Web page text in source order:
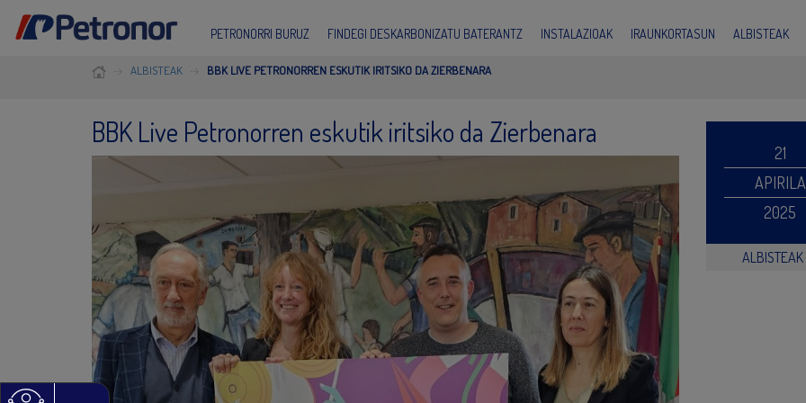
PETRONORRI BURUZ FINDEGI DESKARBONIZATU BATERANTZ INSTALAZIOAK IRAUNKORTASUN ALBISTEAK
ALBISTEAK BBK LIVE PETRONORREN ESKUTIK IRITSIKO DA ZIERBENARA
BBK Live Petronorren eskutik iritsiko da Zierbenara
21
APIRILA
2025
ALBISTEAK